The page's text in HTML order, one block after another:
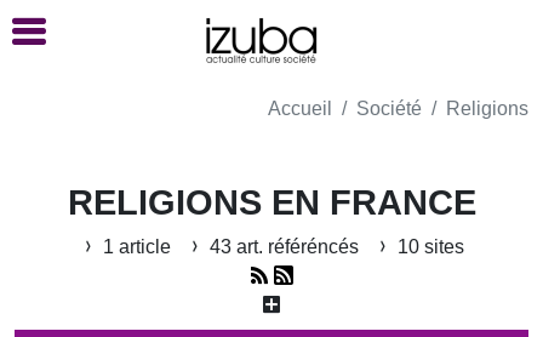
Accueil Société Religions
RELIGIONS EN FRANCE
1 article 43 art. référéncés 10 sites